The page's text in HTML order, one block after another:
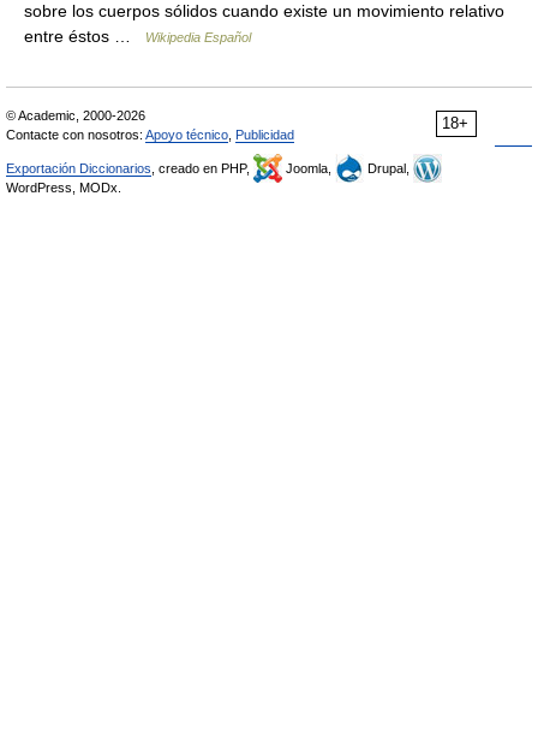
sobre los cuerpos sólidos cuando existe un movimiento relativo
entre éstos …
Wikipedia Español
18+
© Academic, 2000-2026
Contacte con nosotros: Apoyo técnico Publicidad
Exportación Diccionarios , creado en PHP, Joomla,
Drupal,
WordPress, MODx.